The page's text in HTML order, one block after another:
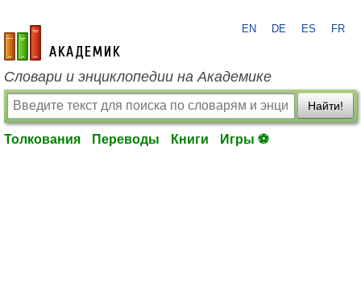
academic.ru
EN DE ES FR
Словари и энциклопедии на Академике
Найти!
Толкования Переводы Книги Игры ⚽